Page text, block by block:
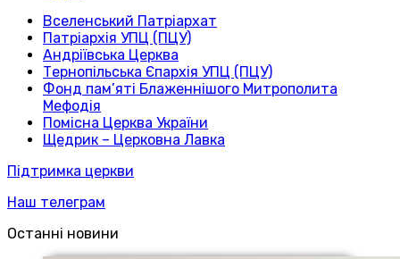
Вселенський Патріархат
Патріархія УПЦ (ПЦУ)
Андріївська Церква
Тернопільська Єпархія УПЦ (ПЦУ)
Фонд пам’яті Блаженнішого Митрополита
Мефодія
Помісна Церква України
Щедрик – Церковна Лавка
Підтримка церкви
Наш телеграм
Останні новини